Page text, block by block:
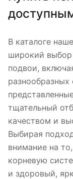
В каталоге
широкий выбор
подвои,
разнообразных
тщательный
качеством и
Выбирая
внимание на
корневую
и здоровый,